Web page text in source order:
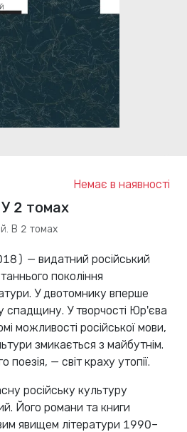
Немає в наявності
У 2 томах
В 2 томах
— видатний російський
покоління
У двотомнику вперше
спадщину. У творчості Юр'єва
можливості російської мови,
змикається з майбутнім.
поезія, — світ краху утопії.
російську культуру
Його романи та книги
явищем літератури 1990–